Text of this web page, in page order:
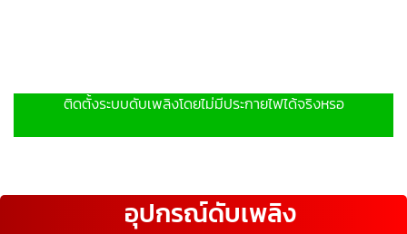
ติดตั้งระบบดับเพลิงโดยไม่มีประกายไฟได้จริงหรอ
อุปกรณ์ดับเพลิง